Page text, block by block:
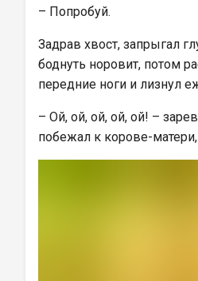
– Попробуй.
Задрав хвост, запрыгал
боднуть норовит, потом
передние ноги и лизнул
– Ой, ой, ой, ой, ой! –
побежал к корове-матери,